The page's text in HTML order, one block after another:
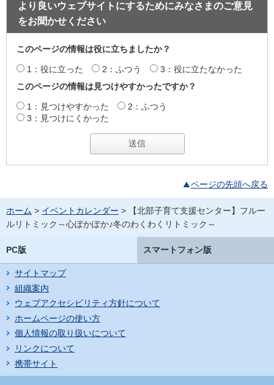
より良いウェブサイトにするためにみなさまのご意見
をお聞かせください
このページの情報は役に立ちましたか？
1：役に立った 2：ふつう
3：役に立たなかった
このページの情報は見つけやすかったですか？
1：見つけやすかった
2：ふつう
3：見つけにくかった
ページの先頭へ戻る
ホーム > イベントカレンダー > 【北部子育て支援センター】フルー
ルリトミック～心ぽかぽか♪冬のわくわくリトミック～
PC版 スマートフォン版
サイトマップ
組織案内
ウェブアクセシビリティ方針について
ホームページの使い方
個人情報の取り扱いについて
リンクについて
携帯サイト